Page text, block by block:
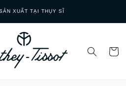
XUẤT TẠI THỤY SĨ